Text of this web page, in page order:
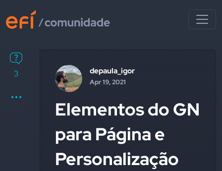
3 depaula_igor
Apr 19, 2021
Elementos do GN
para Página e
Personalização